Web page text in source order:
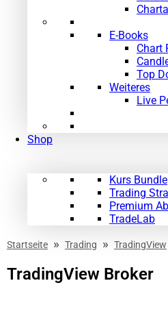
E-Books
Chart
Top
Weiteres
Live
Shop
Kurs Bundle
Trading
Premium
TradeLab
Startseite » Trading » TradingView
TradingView Broker